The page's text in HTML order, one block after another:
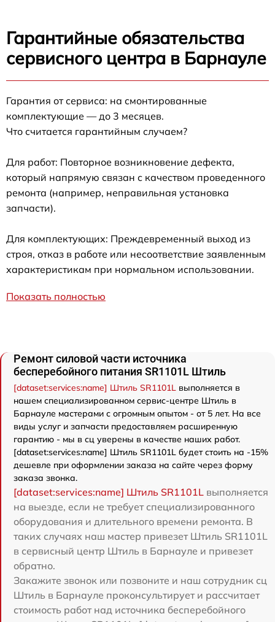
Гарантийные обязательства
сервисного центра в Барнауле
Гарантия от сервиса: на смонтированные
комплектующие — до 3 месяцев.
Что считается гарантийным случаем?
Для работ: Повторное возникновение дефекта,
который напрямую связан с качеством проведенного
ремонта (например, неправильная установка
запчасти).
Для комплектующих: Преждевременный выход из
строя, отказ в работе или несоответствие заявленным
характеристикам при нормальном использовании.
Показать полностью
Ремонт силовой части источника
бесперебойного питания SR1101L Штиль
[dataset:services:name] Штиль SR1101L выполняется в
нашем специализированном сервис-центре Штиль в
Барнауле мастерами с огромным опытом - от 5 лет. На все
виды услуг и запчасти предоставляем расширенную
гарантию - мы в сц уверены в качестве наших работ.
[dataset:services:name] Штиль SR1101L будет стоить на -15%
дешевле при оформлении заказа на сайте через форму
заказа звонка.
[dataset:services:name] Штиль SR1101L выполняется
на выезде, если не требует специализированного
оборудования и длительного времени ремонта. В
таких случаях наш мастер привезет Штиль SR1101L
в сервисный центр Штиль в Барнауле и привезет
обратно.
Закажите звонок или позвоните и наш сотрудник сц
Штиль в Барнауле проконсультирует и рассчитает
стоимость работ над источника бесперебойного